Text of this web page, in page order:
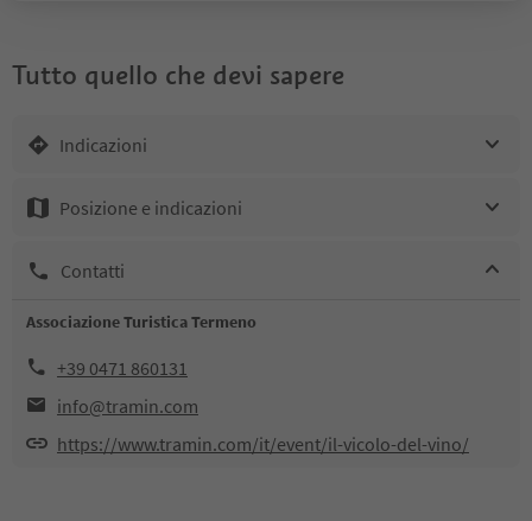
Tutto quello che devi sapere
Indicazioni
Posizione e indicazioni
Contatti
Associazione Turistica Termeno
+39 0471 860131
info@tramin.com
https://www.tramin.com/it/event/il-vicolo-del-vino/